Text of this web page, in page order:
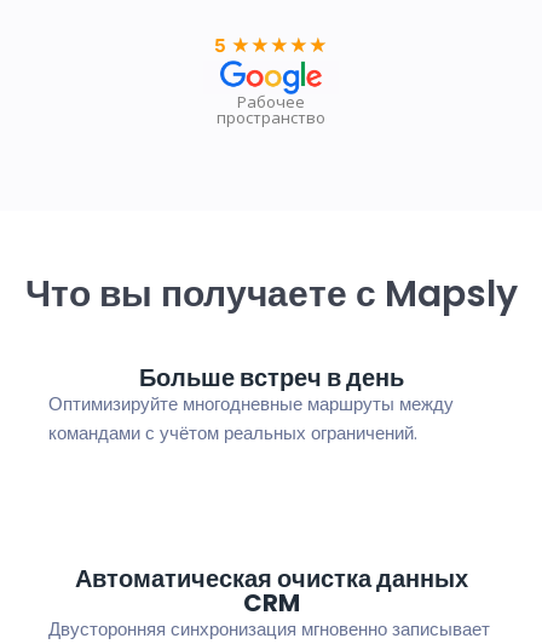
5 ★★★★★
★★★★★
Рабочее
пространство
Что вы получаете с Mapsly
Больше встреч в день
Оптимизируйте многодневные маршруты между
командами с учётом реальных ограничений.
Автоматическая очистка данных
CRM
Двусторонняя синхронизация мгновенно записывает